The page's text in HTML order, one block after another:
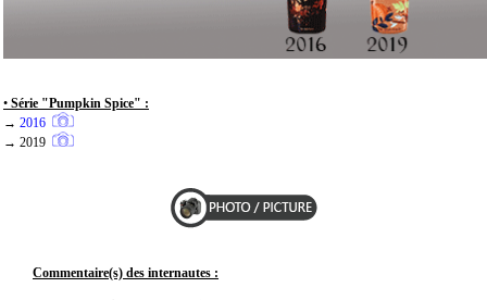
• Série "Pumpkin Spice" :
→ 2016
→ 2019
Commentaire(s) des internautes :